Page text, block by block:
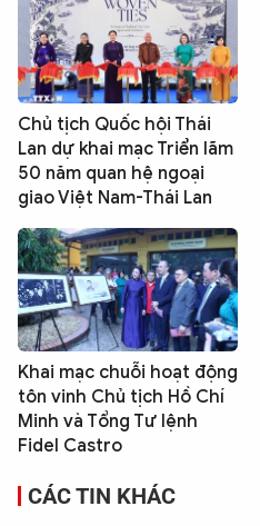
Chủ tịch Quốc hội Thái
Lan dự khai mạc Triển lãm
50 năm quan hệ ngoại
giao Việt Nam-Thái Lan
Khai mạc chuỗi hoạt động
tôn vinh Chủ tịch Hồ Chí
Minh và Tổng Tư lệnh
Fidel Castro
CÁC TIN KHÁC